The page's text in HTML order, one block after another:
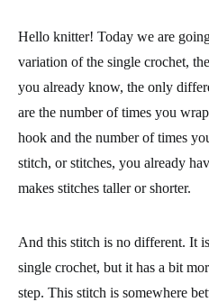
Hello knitter! Today we are
variation of the single crochet,
you already know, the only
are the number of times you
hook and the number of times
stitch, or stitches, you already
makes stitches taller or shorter.
And this stitch is no different. It
single crochet, but it has a bit
step. This stitch is somewhere